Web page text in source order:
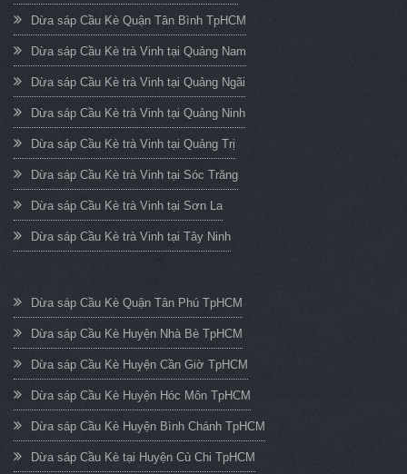
Dừa sáp Cầu Kè Quận Tân Bình TpHCM
Dừa sáp Cầu Kè trà Vinh tại Quảng Nam
Dừa sáp Cầu Kè trà Vinh tại Quảng Ngãi
Dừa sáp Cầu Kè trà Vinh tại Quảng Ninh
Dừa sáp Cầu Kè trà Vinh tại Quảng Trị
Dừa sáp Cầu Kè trà Vinh tại Sóc Trăng
Dừa sáp Cầu Kè trà Vinh tại Sơn La
Dừa sáp Cầu Kè trà Vinh tại Tây Ninh
Dừa sáp Cầu Kè Quận Tân Phú TpHCM
Dừa sáp Cầu Kè Huyện Nhà Bè TpHCM
Dừa sáp Cầu Kè Huyện Cần Giờ TpHCM
Dừa sáp Cầu Kè Huyện Hóc Môn TpHCM
Dừa sáp Cầu Kè Huyện Bình Chánh TpHCM
Dừa sáp Cầu Kè tại Huyện Củ Chi TpHCM